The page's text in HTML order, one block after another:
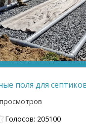
поля для
Голосов: 205100